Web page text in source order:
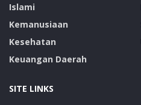
Islami
Kemanusiaan
Kesehatan
Keuangan Daerah
SITE LINKS